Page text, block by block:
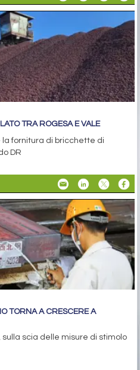
TRA ROGESA E VALE
fornitura di bricchette di
DR
TORNA A CRESCERE A
scia delle misure di stimolo